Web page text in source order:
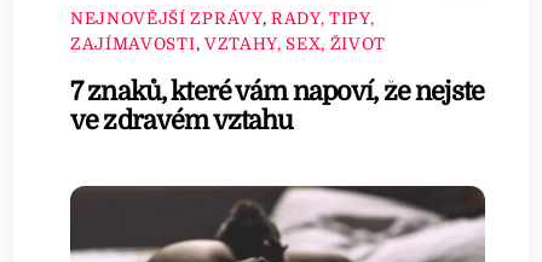
NEJNOVĚJŠÍ ZPRÁVY, RADY, TIPY,
ZAJÍMAVOSTI, VZTAHY, SEX, ŽIVOT
7 znaků, které vám napoví, že nejste
ve zdravém vztahu